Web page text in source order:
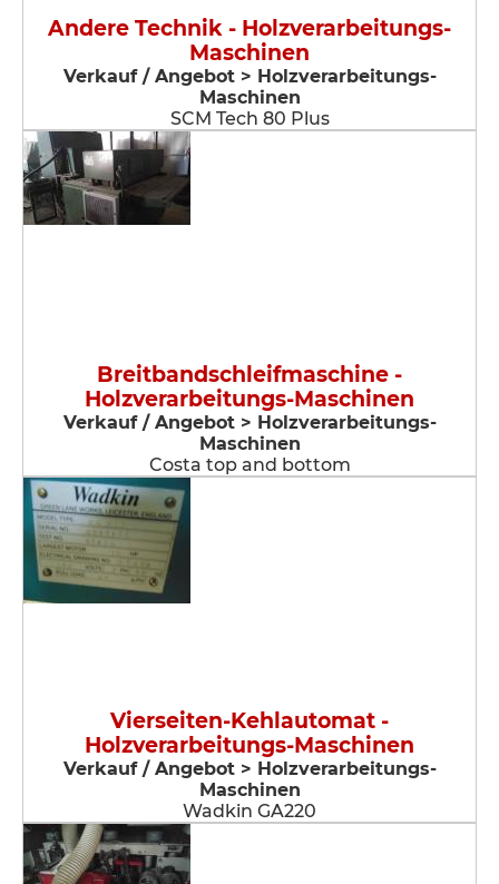
Andere Technik - Holzverarbeitungs-
Maschinen
Verkauf / Angebot > Holzverarbeitungs-
Maschinen
SCM Tech 80 Plus
Breitbandschleifmaschine -
Holzverarbeitungs-Maschinen
Verkauf / Angebot > Holzverarbeitungs-
Maschinen
Costa top and bottom
Vierseiten-Kehlautomat -
Holzverarbeitungs-Maschinen
Verkauf / Angebot > Holzverarbeitungs-
Maschinen
Wadkin GA220